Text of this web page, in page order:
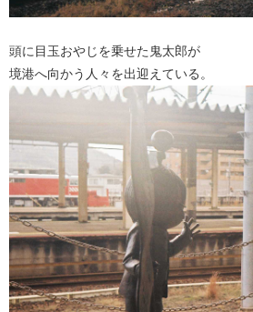
頭に目玉おやじを乗せた鬼太郎が
境港へ向かう人々を出迎えている。